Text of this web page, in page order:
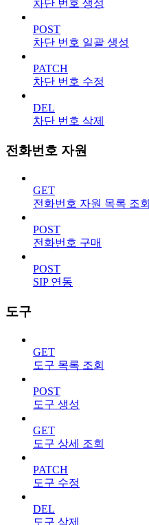
차단 번호 생성
POST
차단 번호 일괄 생성
PATCH
차단 번호 수정
DEL
차단 번호 삭제
전화번호 자원
GET
전화번호 자원 목록 조회
POST
전화번호 구매
POST
SIP 연동
도구
GET
도구 목록 조회
POST
도구 생성
GET
도구 상세 조회
PATCH
도구 수정
DEL
도구 삭제